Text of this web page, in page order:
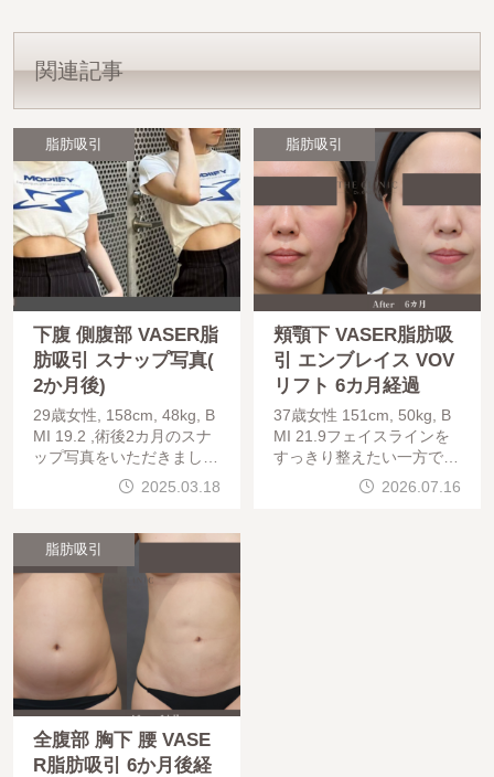
関連記事
脂肪吸引
下腹 側腹部 VASER脂
肪吸引 スナップ写真(
2か月後)
29歳女性, 158cm, 48kg, B
MI 19.2 ,術後2カ月のスナ
ップ写真をいただきました
。まだ拘縮はありますが、
綺麗な仕上がりとなってい
側腹部・下
2025.03.18
脂肪吸引
頬顎下 VASER脂肪吸
引 エンブレイス VOV
リフト 6カ月経過
37歳女性 151cm, 50kg, B
MI 21.9フェイスラインを
すっきり整えたい一方で、
「脂肪吸引をするとたるみ
が心配」という方は少なく
2026.07.16
脂肪吸引
全腹部 胸下 腰 VASE
R脂肪吸引 6か月後経